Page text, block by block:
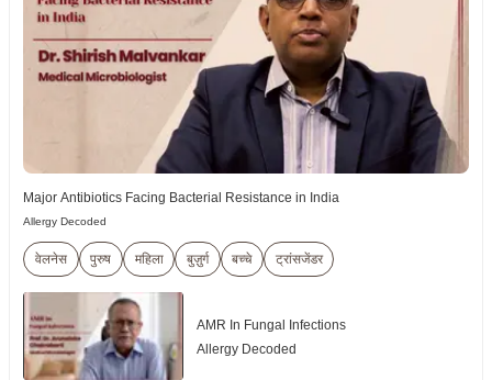
Major Antibiotics Facing Bacterial Resistance in India
Allergy Decoded
वेलनेस पुरुष महिला बुज़ुर्ग बच्चे ट्रांसजेंडर
AMR In Fungal Infections
Allergy Decoded